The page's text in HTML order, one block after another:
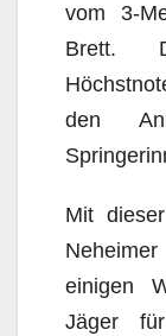
vom 3-
Brett.
den
Mit
einigen
Jäger